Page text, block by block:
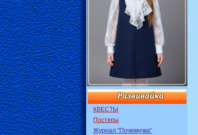
КВЕСТЫ
Постеры
Журнал "Почемучка"